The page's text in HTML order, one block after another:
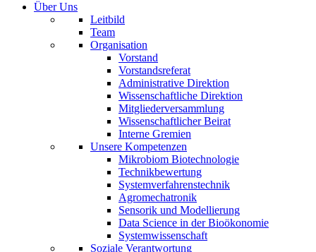
Über Uns
Leitbild
Team
Organisation
Vorstand
Vorstandsreferat
Administrative Direktion
Wissenschaftliche Direktion
Mitgliederversammlung
Wissenschaftlicher Beirat
Interne Gremien
Unsere Kompetenzen
Mikrobiom Biotechnologie
Technikbewertung
Systemverfahrenstechnik
Agromechatronik
Sensorik und Modellierung
Data Science in der Bioökonomie
Systemwissenschaft
Soziale Verantwortung